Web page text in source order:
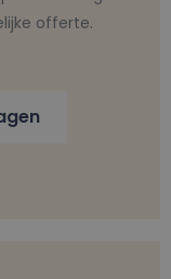
offerte.